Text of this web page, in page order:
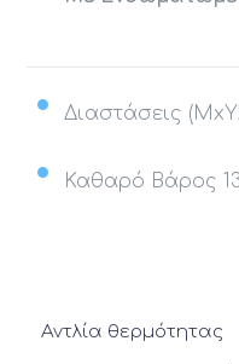
Διαστάσεις
Καθαρό Βάρος
Αντλία θερμότητας